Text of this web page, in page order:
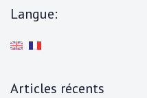
Langue:
Articles récents